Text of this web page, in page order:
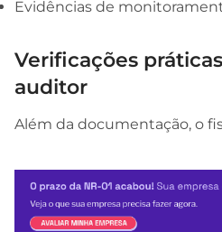
Evidências de
Verificações
auditor
Além da documentação, o